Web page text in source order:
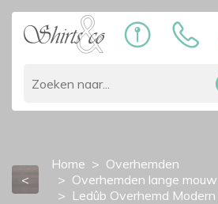
<
Home
Overhemden
Overhemden lange mouw
Ledûb Overhemd